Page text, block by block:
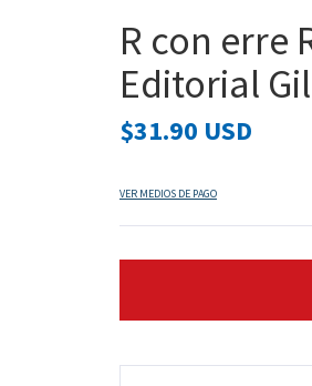
R con erre
Editorial
$31.90 USD
VER MEDIOS DE PAGO